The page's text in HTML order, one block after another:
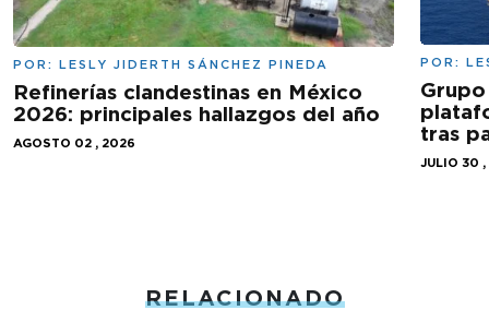
POR: LESLY JIDERTH SÁNCHEZ PINEDA
Refinerías clandestinas en México
2026: principales hallazgos del año
AGOSTO 02 , 2026
POR:
tras
JULIO 30
RELACIONADO